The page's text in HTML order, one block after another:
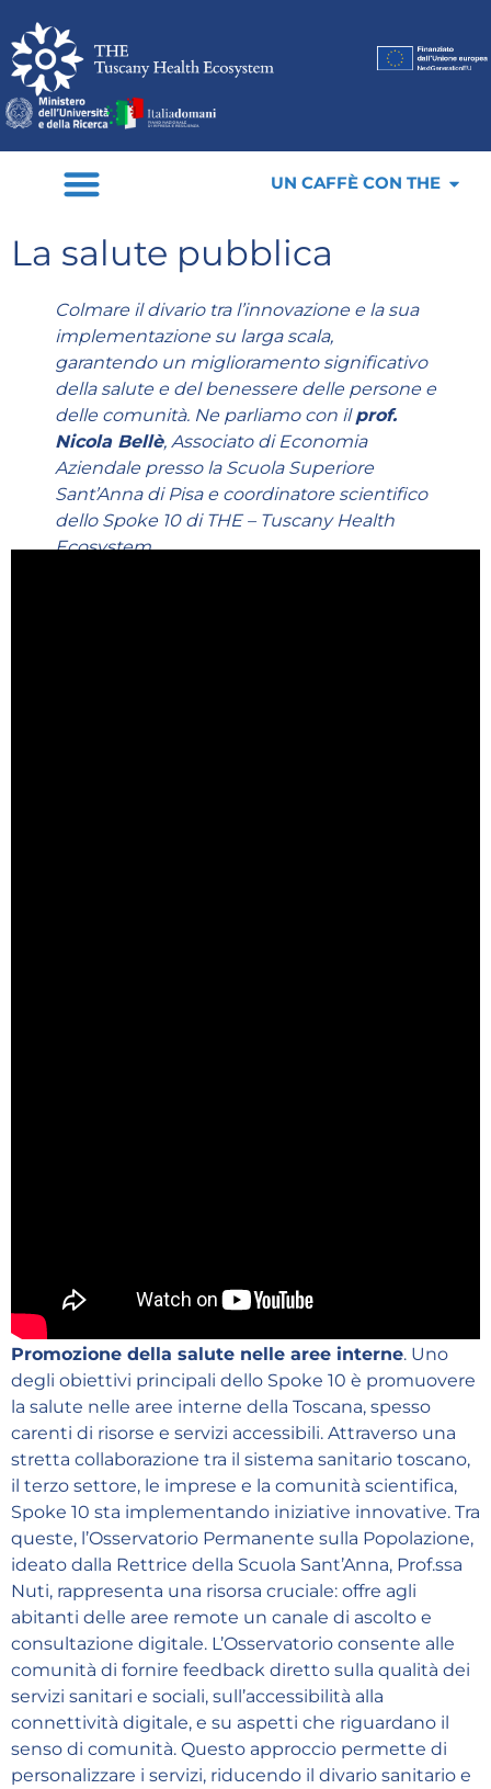
UN CAFFÈ CON THE
La salute pubblica
Colmare il divario tra l’innovazione e la sua
implementazione su larga scala,
garantendo un miglioramento significativo
della salute e del benessere delle persone e
delle comunità. Ne parliamo con ilprof.
Nicola Bellè, Associato di Economia
Aziendale presso la Scuola Superiore
Sant’Anna di Pisa e coordinatore scientifico
dello Spoke 10 di THE – Tuscany Health
Ecosystem
Promozione della salute nelle aree interne. Uno
degli obiettivi principali dello Spoke 10 è promuovere
la salute nelle aree interne della Toscana, spesso
carenti di risorse e servizi accessibili. Attraverso una
stretta collaborazione tra il sistema sanitario toscano,
il terzo settore, le imprese e la comunità scientifica,
Spoke 10 sta implementando iniziative innovative. Tra
queste, l’Osservatorio Permanente sulla Popolazione,
ideato dalla Rettrice della Scuola Sant’Anna, Prof.ssa
Nuti, rappresenta una risorsa cruciale: offre agli
abitanti delle aree remote un canale di ascolto e
consultazione digitale. L’Osservatorio consente alle
comunità di fornire feedback diretto sulla qualità dei
servizi sanitari e sociali, sull’accessibilità alla
connettività digitale, e su aspetti che riguardano il
senso di comunità. Questo approccio permette di
personalizzare i servizi, riducendo il divario sanitario e